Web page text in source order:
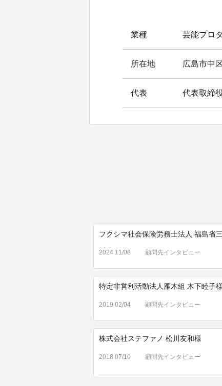
業種 芸能プロ
所在地 広島市中
代表 代表取締
フクシマ社会保険労務士法人 福島省
2024 11/08 顧問先インタビュー
特定非営利活動法人雁木組 木下睦子様
2019 02/04 顧問先インタビュー
株式会社ステファノ 松川友和様
2018 07/10 顧問先インタビュー